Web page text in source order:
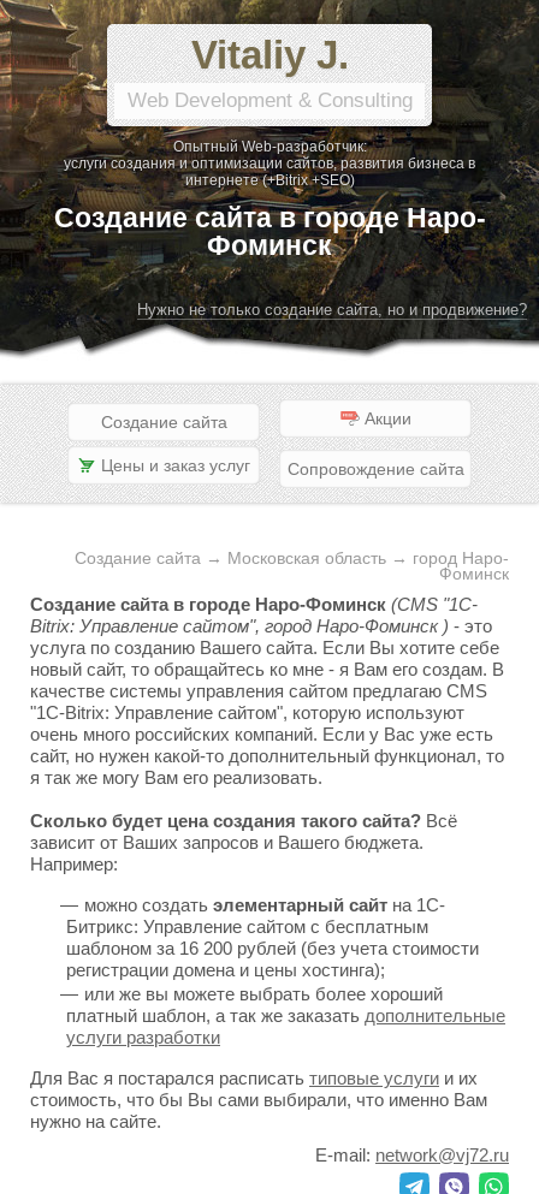
Vitaliy J.
Web Development & Consulting
Опытный Web-разработчик:
услуги создания и оптимизации сайтов, развития бизнеса в
интернете (+Bitrix +SEO)
Создание сайта в городе Наро-
Фоминск
Нужно не только создание сайта, но и продвижение?
Создание сайта Акции
Цены и заказ услуг Сопровождение сайта
Создание сайта → Московская область → город Наро-
Фоминск
Создание сайта в городе Наро-Фоминск (CMS "1C-
Bitrix: Управление сайтом", город Наро-Фоминск ) - это
услуга по созданию Вашего сайта. Если Вы хотите себе
новый сайт, то обращайтесь ко мне - я Вам его создам. В
качестве системы управления сайтом предлагаю CMS
"1C-Bitrix: Управление сайтом", которую используют
очень много российских компаний. Если у Вас уже есть
сайт, но нужен какой-то дополнительный функционал, то
я так же могу Вам его реализовать.
Сколько будет цена создания такого сайта? Всё
зависит от Ваших запросов и Вашего бюджета.
Например:
можно создать элементарный сайт на 1С-
Битрикс: Управление сайтом с бесплатным
шаблоном за 16 200 рублей (без учета стоимости
регистрации домена и цены хостинга);
или же вы можете выбрать более хороший
платный шаблон, а так же заказать дополнительные
услуги разработки
Для Вас я постарался расписать типовые услуги и их
стоимость, что бы Вы сами выбирали, что именно Вам
нужно на сайте.
E-mail: network@vj72.ru